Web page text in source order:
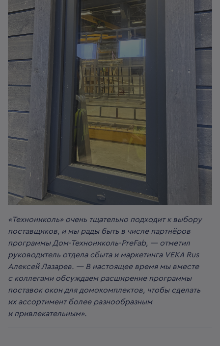
«Технониколь» очень тщательно подходит к выбору
поставщиков, и мы рады быть в числе партнёров
программы Дом-Технониколь-PreFab, — отметил
руководитель отдела сбыта и маркетинга VEKA Rus
Алексей Лазарев. — В настоящее время мы вместе
с коллегами обсуждаем расширение программы
поставок окон для домокомплектов, чтобы сделать
их ассортимент более разнообразным
и привлекательным».